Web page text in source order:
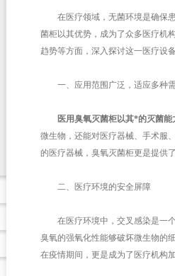
在医疗领域，无菌环境是确保患
菌柜以其优势，成为了众多医疗机
趋势等方面，深入探讨这一医疗设
一、应用范围广泛，适应多种
医用臭氧灭菌柜以其*的灭菌
微生物，还能对医疗器械、手术服
的医疗器械，臭氧灭菌柜更是提供
二、医疗环境的安全屏障
在医疗环境中，交叉感染是一个
臭氧的强氧化性能够破坏微生物的
在疫情期间，更是成为了医疗机构